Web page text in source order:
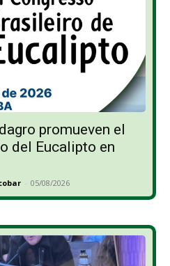
promueven el
del Eucalipto en
- 05/08/2026